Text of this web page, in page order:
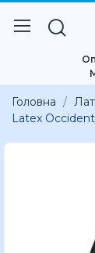
Головна
Latex